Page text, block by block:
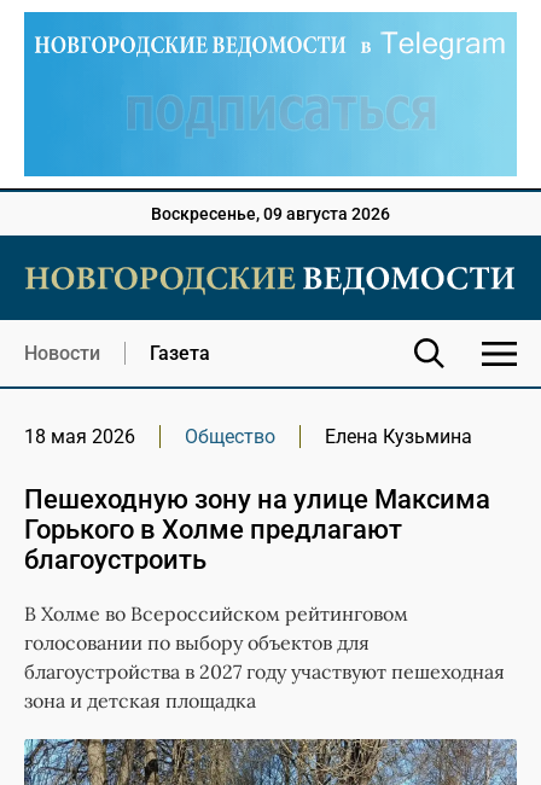
Воскресенье, 09 августа 2026
Новости Газета
18 мая 2026 Общество Елена Кузьмина
Пешеходную зону на улице Максима
Горького в Холме предлагают
благоустроить
В Холме во Всероссийском рейтинговом
голосовании по выбору объектов для
благоустройства в 2027 году участвуют пешеходная
зона и детская площадка